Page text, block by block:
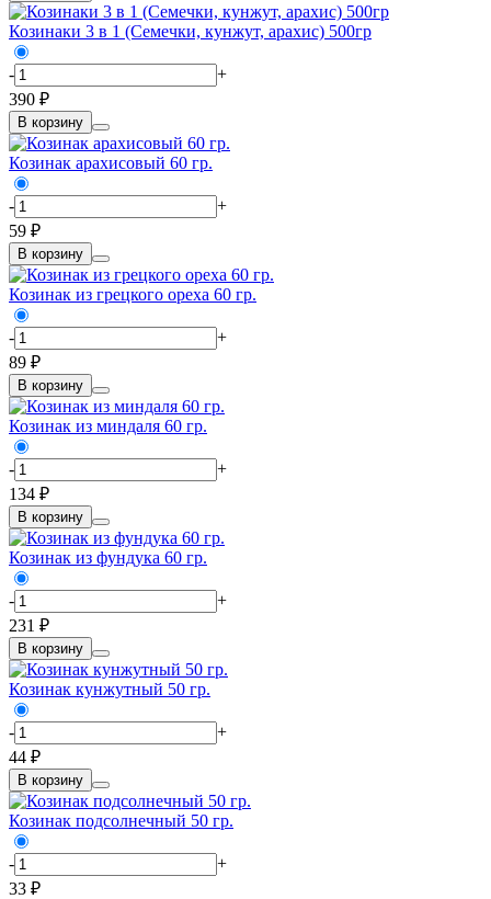
Козинаки 3 в 1 (Семечки, кунжут, арахис) 500гр
-
+
390 ₽
В корзину
Козинак арахисовый 60 гр.
-
+
59 ₽
В корзину
Козинак из грецкого ореха 60 гр.
-
+
89 ₽
В корзину
Козинак из миндаля 60 гр.
-
+
134 ₽
В корзину
Козинак из фундука 60 гр.
-
+
231 ₽
В корзину
Козинак кунжутный 50 гр.
-
+
44 ₽
В корзину
Козинак подсолнечный 50 гр.
-
+
33 ₽